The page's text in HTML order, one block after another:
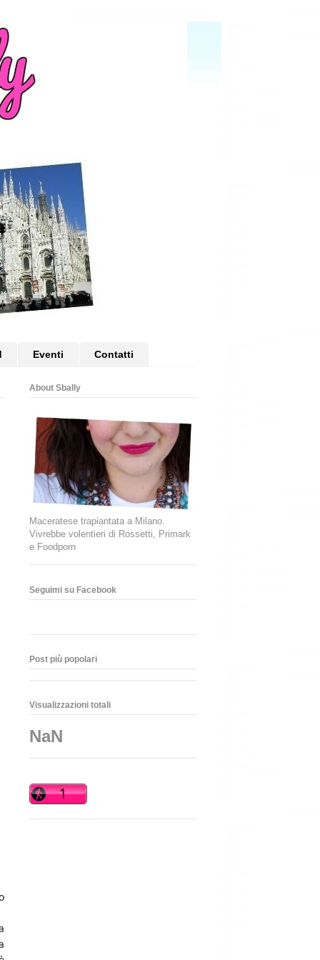
Eventi Contatti
About Sbally
Maceratese trapiantata a Milano.
Vivrebbe volentieri di Rossetti, Primark
e Foodporn
Seguimi su Facebook
Post più popolari
Visualizzazioni totali
NaN